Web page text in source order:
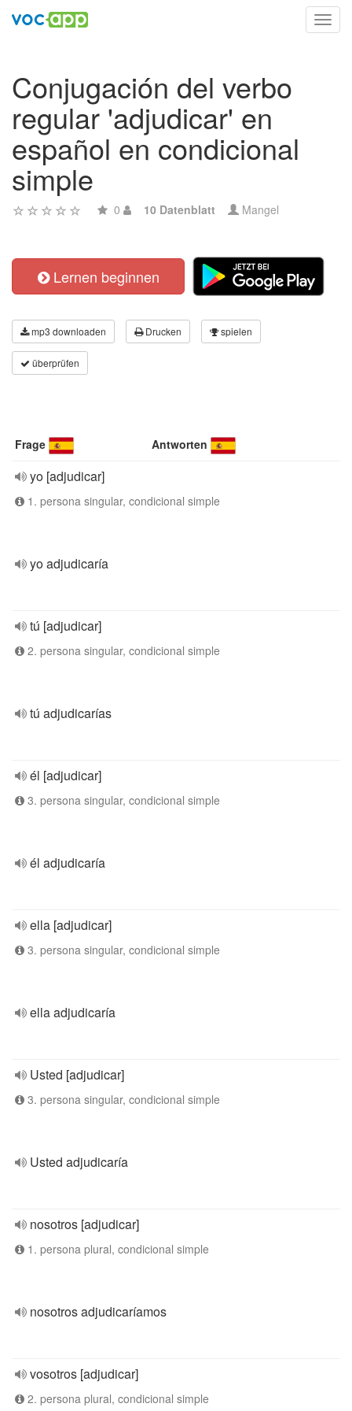
Conjugación del verbo
regular 'adjudicar' en
español en condicional
simple
0 10 Datenblatt Mangel
Lernen beginnen
mp3 downloaden Drucken spielen
überprüfen
Frage Antworten
yo [adjudicar]
1. persona singular, condicional simple
yo adjudicaría
tú [adjudicar]
2. persona singular, condicional simple
tú adjudicarías
él [adjudicar]
3. persona singular, condicional simple
él adjudicaría
ella [adjudicar]
3. persona singular, condicional simple
ella adjudicaría
Usted [adjudicar]
3. persona singular, condicional simple
Usted adjudicaría
nosotros [adjudicar]
1. persona plural, condicional simple
nosotros adjudicaríamos
vosotros [adjudicar]
2. persona plural, condicional simple